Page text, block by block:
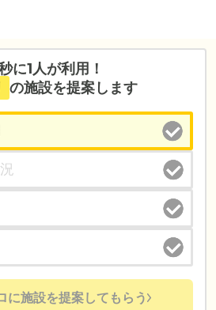
に1人が利用！
の施設を提案します
に施設を提案してもらう